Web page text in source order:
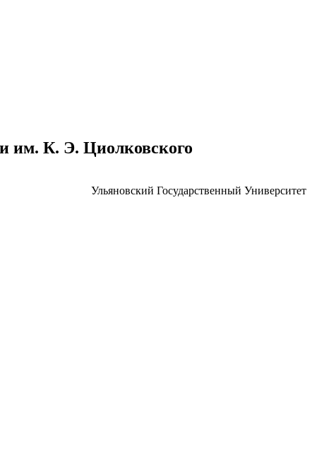
им. К. Э. Циолковского
Ульяновский Государственный Университет